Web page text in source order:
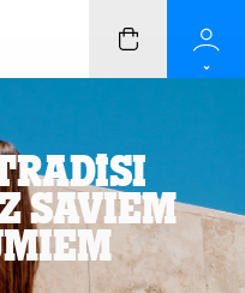
saviem